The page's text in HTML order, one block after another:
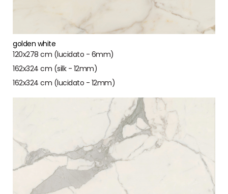
golden white
120x278 cm (lucidato - 6mm)
162x324 cm (silk - 12mm)
162x324 cm (lucidato - 12mm)